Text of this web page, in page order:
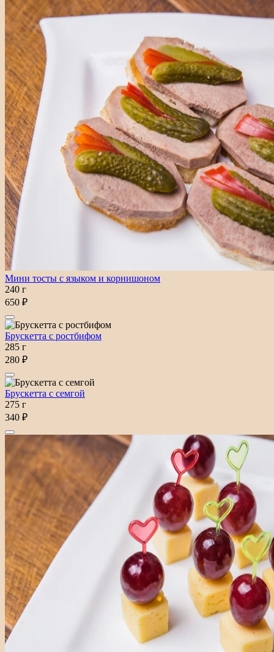
Мини тосты с языком и корнишоном
240 г
650 ₽
Брускетта с ростбифом
285 г
280 ₽
Брускетта с семгой
275 г
340 ₽